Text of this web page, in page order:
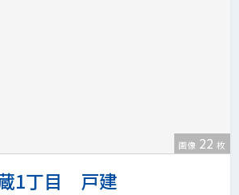
1丁目 戸建
画像 22 枚